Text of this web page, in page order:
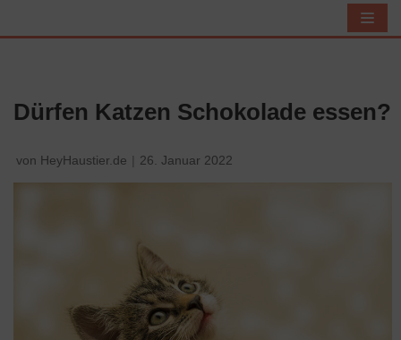
n
Dürfen Katzen Schokolade essen?
von HeyHaustier.de 26. Januar 2022